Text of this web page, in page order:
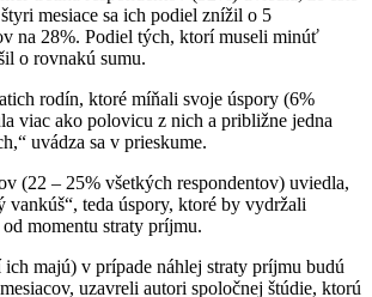
mesiace sa ich podiel znížil o 5
na 28%. Podiel tých, ktorí museli minúť
o rovnakú sumu.
rodín, ktoré míňali svoje úspory (6%
viac ako polovicu z nich a približne jedna
uvádza sa v prieskume.
(22 – 25% všetkých respondentov) uviedla,
vankúš“, teda úspory, ktoré by vydržali
momentu straty príjmu.
majú) v prípade náhlej straty príjmu budú
uzavreli autori spoločnej štúdie, ktorú